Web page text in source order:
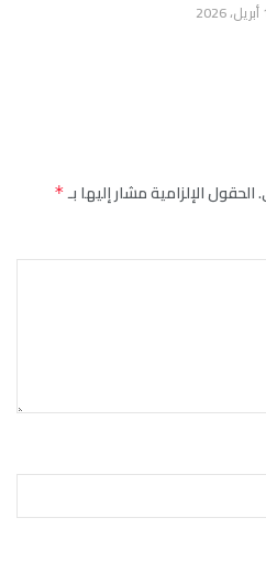
الحقول الإلزامية مشار إليها بـ*